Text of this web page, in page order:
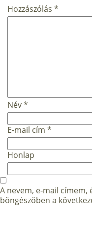
Hozzászólás *
Név*
E-mail cím *
Honlap
A nevem, e-mail
böngészőben a